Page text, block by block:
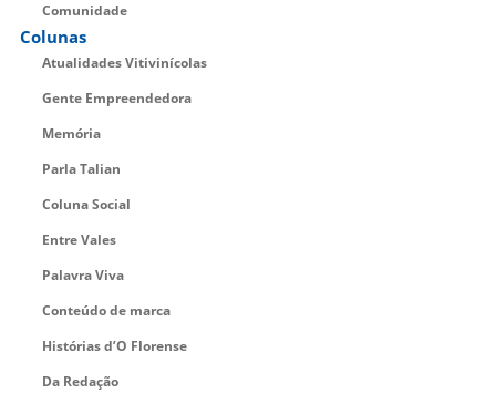
Comunidade
Colunas
Atualidades Vitivinícolas
Gente Empreendedora
Memória
Parla Talian
Coluna Social
Entre Vales
Palavra Viva
Conteúdo de marca
Histórias d’O Florense
Da Redação